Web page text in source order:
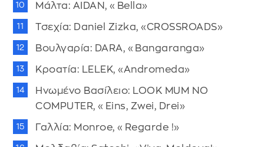
Μάλτα: AIDAN, «Bella»
Τσεχία: Daniel Zizka, «CROSSROADS»
Βουλγαρία: DARA, «Bangaranga»
Κροατία: LELEK, «Andromeda»
Ηνωμένο Βασίλειο: LOOK MUM NO
COMPUTER, «Eins, Zwei, Drei»
Γαλλία: Monroe, «Regarde !»